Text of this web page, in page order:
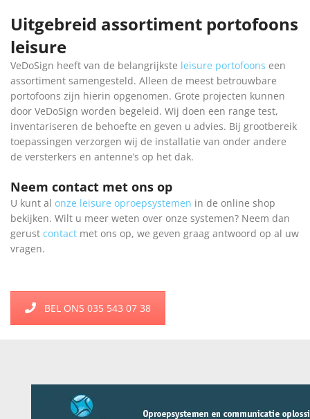
Uitgebreid assortiment portofoons
leisure
VeDoSign heeft van de belangrijkste leisure portofoons een
assortiment samengesteld. Alleen de meest betrouwbare
portofoons zijn hierin opgenomen. Grote projecten kunnen
door VeDoSign worden begeleid. Wij doen een range test,
inventariseren de behoefte en geven u advies. Bij grootbereik
toepassingen verzorgen wij de installatie van onder andere
de versterkers en antenne’s op het dak.
Neem contact met ons op
U kunt al onze leisure oproepsystemen in de online shop
bekijken. Wilt u meer weten over onze systemen? Neem dan
gerust contact met ons op, we geven graag antwoord op al uw
vragen.
BEL ONS 035 543 07 38